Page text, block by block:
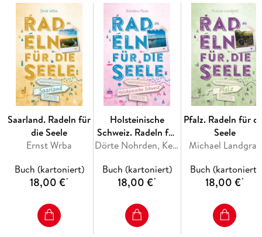
Natur, Kultur und regionalem Charme.
Saarland. Radeln für
die Seele
Ernst Wrba
Buch (kartoniert)
18,00 €*
Holsteinische
Schweiz. Radeln für
die Seele
Dörte Nohrden, Kerstin Rose
Buch (kartoniert)
18,00 €*
Pfalz. Radeln für
Seele
Michael Landgraf
Buch (kartoniert)
18,00 €*